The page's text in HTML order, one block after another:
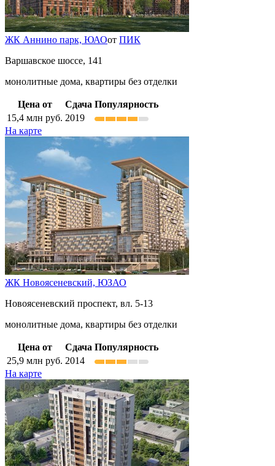
ЖК Аннино парк, ЮАОот ПИК
Варшавское шоссе, 141
монолитные дома, квартиры без отделки
Цена от Сдача Популярность
15,4 млн руб. 2019
На карте
ЖК Новоясеневский, ЮЗАО
Новоясеневский проспект, вл. 5-13
монолитные дома, квартиры без отделки
Цена от Сдача Популярность
25,9 млн руб. 2014
На карте